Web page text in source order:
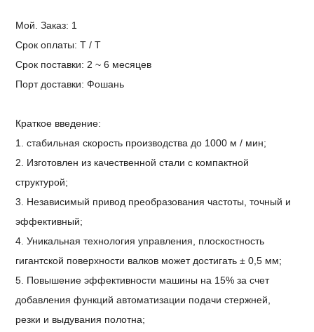
Мой. Заказ: 1
Срок оплаты: T / T
Срок поставки: 2 ~ 6 месяцев
Порт доставки:Фошань
Краткое введение:
1. стабильная скорость производства до 1000 м / мин;
2. Изготовлен из качественной стали с компактной
структурой;
3. Независимый привод преобразования частоты, точный и
эффективный;
4. Уникальная технология управления, плоскостность
гигантской поверхности валков может достигать ± 0,5 мм;
5. Повышение эффективности машины на 15% за счет
добавления функций автоматизации подачи стержней,
резки и выдувания полотна;